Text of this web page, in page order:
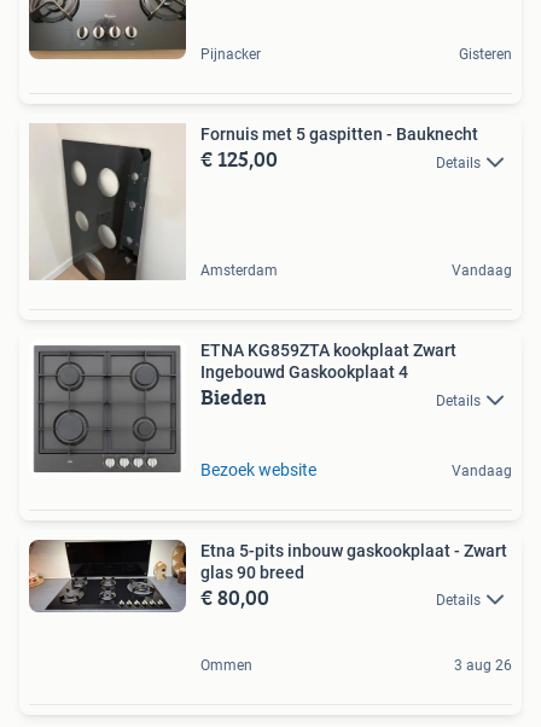
Pijnacker Gisteren
Fornuis met 5 gaspitten - Bauknecht
€ 125,00 Details
Amsterdam Vandaag
ETNA KG859ZTA kookplaat Zwart
Ingebouwd Gaskookplaat 4
Bieden Details
Bezoek website Vandaag
Etna 5-pits inbouw gaskookplaat - Zwart
glas 90 breed
€ 80,00 Details
Ommen 3 aug 26